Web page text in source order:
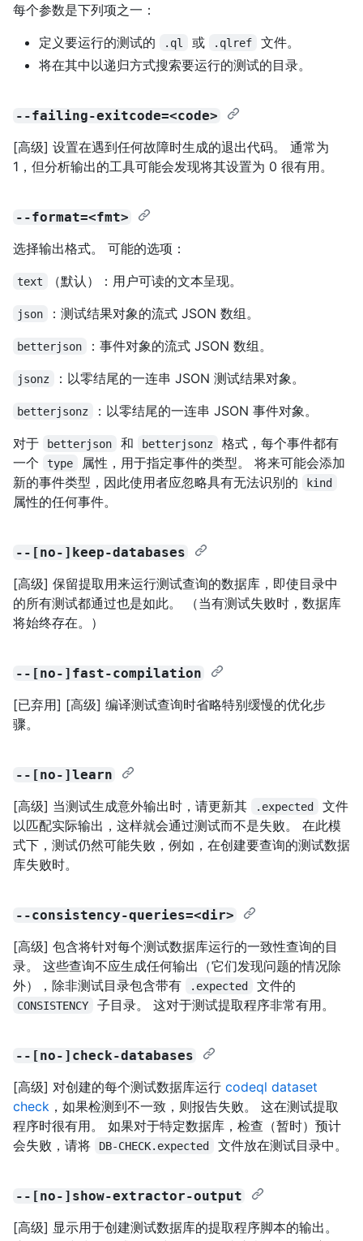
每个参数是下列项之一：
定义要运行的测试的
.ql 或 .qlref
文件。
将在其中以递归方式搜索要运行的测试的目录。
--failing-exitcode=<code>
[高级] 设置在遇到任何故障时生成的退出代码。 通常为
1，但分析输出的工具可能会发现将其设置为 0 很有用。
--format=<fmt>
选择输出格式。 可能的选项：
text （默认）：用户可读的文本呈现。
json ：测试结果对象的流式 JSON 数组。
betterjson ：事件对象的流式 JSON 数组。
jsonz ：以零结尾的一连串 JSON 测试结果对象。
betterjsonz
：以零结尾的一连串 JSON 事件对象。
对于
betterjson 和 betterjsonz
格式，每个事件都有
一个
type
属性，用于指定事件的类型。 将来可能会添加
新的事件类型，因此使用者应忽略具有无法识别的
kind
属性的任何事件。
--[no-]keep-databases
[高级] 保留提取用来运行测试查询的数据库，即使目录中
的所有测试都通过也是如此。 （当有测试失败时，数据库
将始终存在。）
--[no-]fast-compilation
[已弃用] [高级] 编译测试查询时省略特别缓慢的优化步
骤。
--[no-]learn
[高级] 当测试生成意外输出时，请更新其 .expected
文件
以匹配实际输出，这样就会通过测试而不是失败。 在此模
式下，测试仍然可能失败，例如，在创建要查询的测试数据
库失败时。
--consistency-queries=<dir>
[高级] 包含将针对每个测试数据库运行的一致性查询的目
录。 这些查询不应生成任何输出（它们发现问题的情况除
外），除非测试目录包含带有
.expected 文件的
CONSISTENCY 子目录。 这对于测试提取程序非常有用。
--[no-]check-databases
[高级] 对创建的每个测试数据库运行 codeql dataset
check ，如果检测到不一致，则报告失败。 这在测试提取
程序时很有用。 如果对于特定数据库，检查（暂时）预计
会失败，请将
DB-CHECK.expected 文件放在测试目录中。
--[no-]show-extractor-output
[高级] 显示用于创建测试数据库的提取程序脚本的输出。